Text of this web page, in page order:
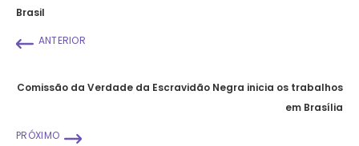
Brasil
ANTERIOR
Comissão da Verdade da Escravidão Negra inicia os trabalhos
em Brasília
PRÓXIMO